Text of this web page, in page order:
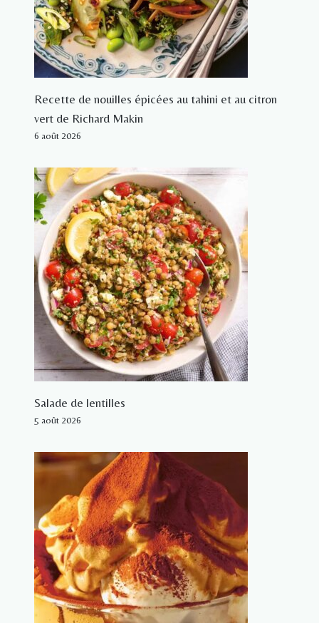
Recette de nouilles épicées au tahini et au citron
vert de Richard Makin
6 août 2026
Salade de lentilles
5 août 2026